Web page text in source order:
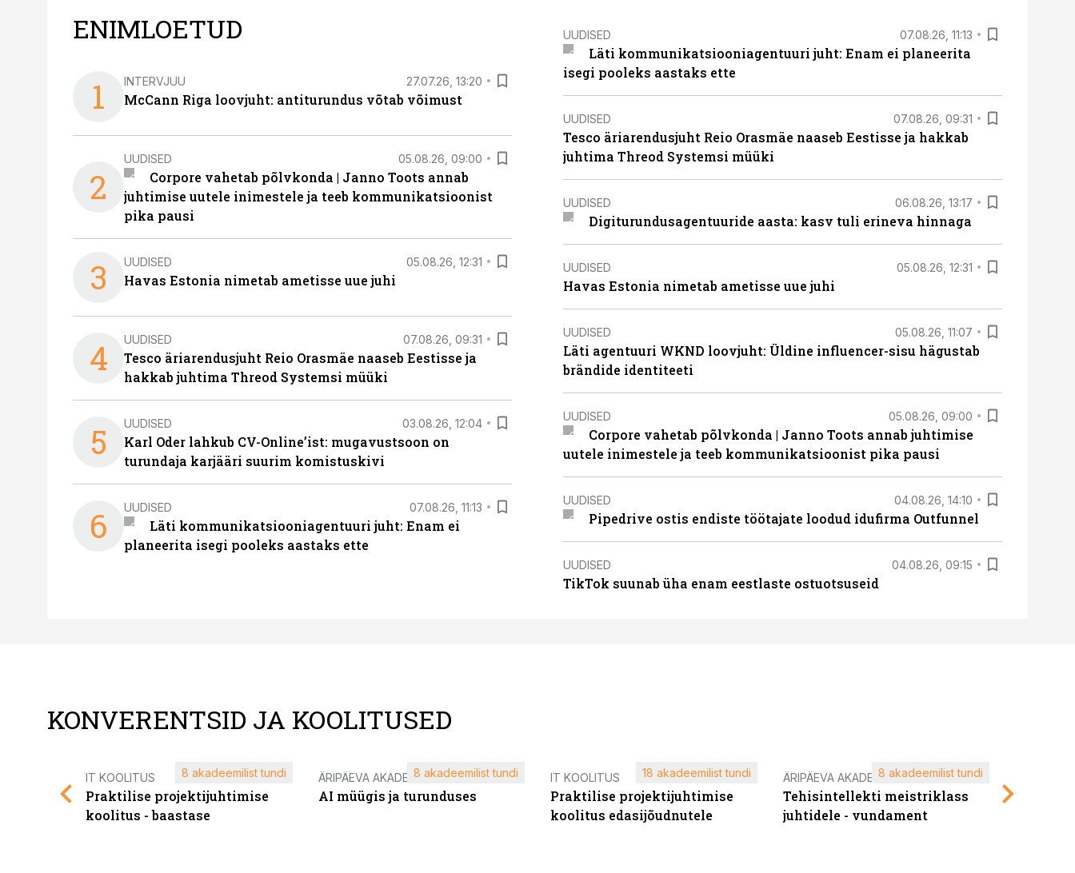
ENIMLOETUD
1 INTERVJUU 27.07.26, 13:20
McCann Riga loovjuht: antiturundus võtab võimust
2
UUDISED 05.08.26, 09:00
Corpore vahetab põlvkonda | Janno Toots annab
juhtimise uutele inimestele ja teeb kommunikatsioonist
pika pausi
3 UUDISED 05.08.26, 12:31
Havas Estonia nimetab ametisse uue juhi
4 UUDISED 07.08.26, 09:31
Tesco äriarendusjuht Reio Orasmäe naaseb Eestisse ja
hakkab juhtima Threod Systemsi müüki
5 UUDISED 03.08.26, 12:04
Karl Oder lahkub CV-Online’ist: mugavustsoon on
turundaja karjääri suurim komistuskivi
6 UUDISED 07.08.26, 11:13
Läti kommunikatsiooniagentuuri juht: Enam ei
planeerita isegi pooleks aastaks ette
UUDISED 07.08.26, 11:13
Läti kommunikatsiooniagentuuri juht: Enam ei planeerita
isegi pooleks aastaks ette
UUDISED 07.08.26, 09:31
Tesco äriarendusjuht Reio Orasmäe naaseb Eestisse ja hakkab
juhtima Threod Systemsi müüki
UUDISED 06.08.26, 13:17
Digiturundusagentuuride aasta: kasv tuli erineva hinnaga
UUDISED 05.08.26, 12:31
Havas Estonia nimetab ametisse uue juhi
UUDISED 05.08.26, 11:07
Läti agentuuri WKND loovjuht: Üldine influencer-sisu hägustab
brändide identiteeti
UUDISED 05.08.26, 09:00
Corpore vahetab põlvkonda | Janno Toots annab juhtimise
uutele inimestele ja teeb kommunikatsioonist pika pausi
UUDISED 04.08.26, 14:10
Pipedrive ostis endiste töötajate loodud idufirma Outfunnel
UUDISED 04.08.26, 09:15
TikTok suunab üha enam eestlaste ostuotsuseid
KONVERENTSID JA KOOLITUSED
IT KOOLITUS
Praktilise projektijuhtimise
koolitus - baastase
8 akadeemilist tundi ÄRIPÄEVA AKADEEMIA
AI müügis ja turunduses
8 akadeemilist tundi IT KOOLITUS
Praktilise projektijuhtimise
koolitus edasijõudnutele
18 akadeemilist tundi ÄRIPÄEVA AKADEEMIA
Tehisintellekti meistriklass
juhtidele - vundament
8 akadeemilist tundi